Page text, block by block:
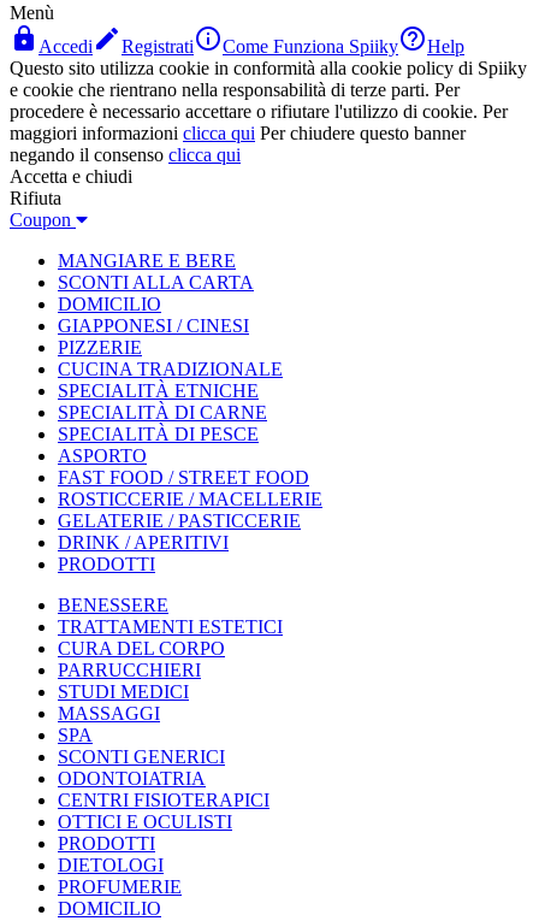
Menù
 AccediRegistratiCome Funziona SpiikyHelp
Questo sito utilizza cookie in conformità alla cookie policy di Spiiky
e cookie che rientrano nella responsabilità di terze parti. Per
procedere è necessario accettare o rifiutare l'utilizzo di cookie. Per
maggiori informazioni clicca qui Per chiudere questo banner
negando il consenso clicca qui
Accetta e chiudi
Rifiuta
Coupon
MANGIARE E BERE
SCONTI ALLA CARTA
DOMICILIO
GIAPPONESI / CINESI
PIZZERIE
CUCINA TRADIZIONALE
SPECIALITÀ ETNICHE
SPECIALITÀ DI CARNE
SPECIALITÀ DI PESCE
ASPORTO
FAST FOOD / STREET FOOD
ROSTICCERIE / MACELLERIE
GELATERIE / PASTICCERIE
DRINK / APERITIVI
PRODOTTI
BENESSERE
TRATTAMENTI ESTETICI
CURA DEL CORPO
PARRUCCHIERI
STUDI MEDICI
MASSAGGI
SPA
SCONTI GENERICI
ODONTOIATRIA
CENTRI FISIOTERAPICI
OTTICI E OCULISTI
PRODOTTI
DIETOLOGI
PROFUMERIE
DOMICILIO